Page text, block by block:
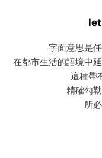
字面意思是
在都市生活的語境中
這種帶
精確勾
所